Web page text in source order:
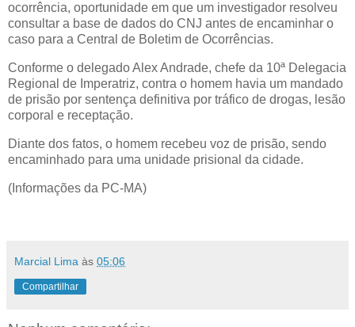
ocorrência, oportunidade em que um investigador resolveu
consultar a base de dados do CNJ antes de encaminhar o
caso para a Central de Boletim de Ocorrências.
Conforme o delegado Alex Andrade, chefe da 10ª Delegacia
Regional de Imperatriz, contra o homem havia um mandado
de prisão por sentença definitiva por tráfico de drogas, lesão
corporal e receptação.
Diante dos fatos, o homem recebeu voz de prisão, sendo
encaminhado para uma unidade prisional da cidade.
(Informações da PC-MA)
Marcial Lima às 05:06
Compartilhar